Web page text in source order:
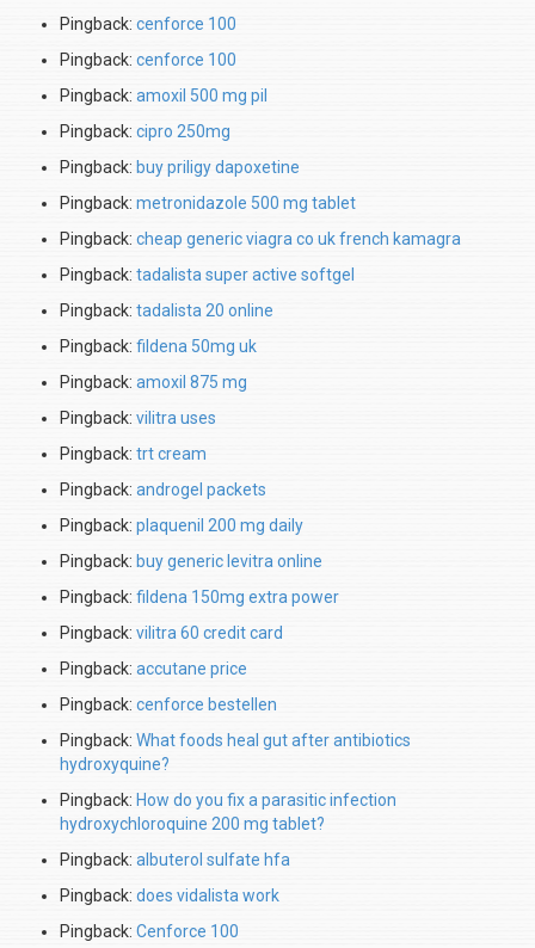
Pingback: cenforce 100
Pingback: cenforce 100
Pingback: amoxil 500 mg pil
Pingback: cipro 250mg
Pingback: buy priligy dapoxetine
Pingback: metronidazole 500 mg tablet
Pingback: cheap generic viagra co uk french kamagra
Pingback: tadalista super active softgel
Pingback: tadalista 20 online
Pingback: fildena 50mg uk
Pingback: amoxil 875 mg
Pingback: vilitra uses
Pingback: trt cream
Pingback: androgel packets
Pingback: plaquenil 200 mg daily
Pingback: buy generic levitra online
Pingback: fildena 150mg extra power
Pingback: vilitra 60 credit card
Pingback: accutane price
Pingback: cenforce bestellen
Pingback: What foods heal gut after antibiotics
hydroxyquine?
Pingback: How do you fix a parasitic infection
hydroxychloroquine 200 mg tablet?
Pingback: albuterol sulfate hfa
Pingback: does vidalista work
Pingback: Cenforce 100